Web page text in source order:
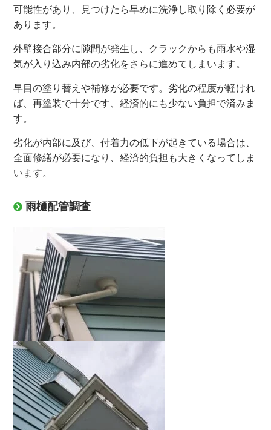
可能性があり、見つけたら早めに洗浄し取り除く必要が
あります。
外壁接合部分に隙間が発生し、クラックからも雨水や湿
気が入り込み内部の劣化をさらに進めてしまいます。
早目の塗り替えや補修が必要です。劣化の程度が軽けれ
ば、再塗装で十分です、経済的にも少ない負担で済みま
す。
劣化が内部に及び 、付着力の低下が起きている場合は、
全面修繕が必要になり、経済的負担も大きくなってしま
います。
雨樋配管調査